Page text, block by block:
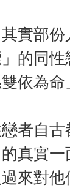
實部
的同
雙依為
者自
真實
來對